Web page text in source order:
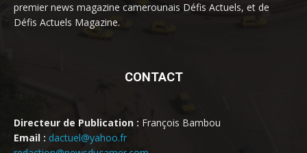
premier news magazine camerounais Défis Actuels, et de
Défis Actuels Magazine.
CONTACT
Directeur de Publication : François Bambou
Email : dactuel@yahoo.fr